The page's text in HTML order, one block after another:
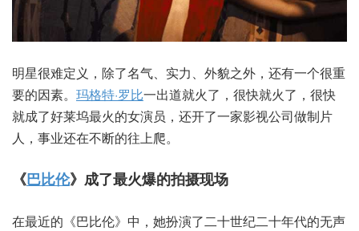
明星很难定义，除了名气、实力、外貌之外，还有一个很重
要的因素。 玛格特·罗比一出道就火了，很快就火了，很快
就成了好莱坞最火的女演员，还开了一家影视公司做制片
人，事业还在不断的往上爬。
《巴比伦》成了最火爆的拍摄现场
在最近的《巴比伦》中，她扮演了二十世纪二十年代的无声